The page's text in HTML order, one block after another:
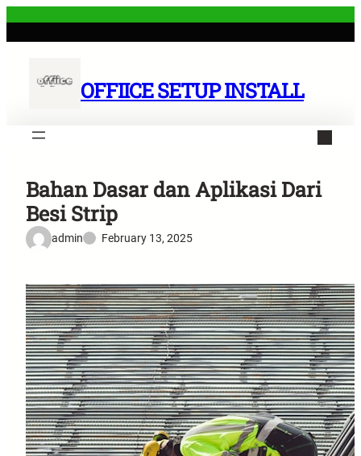
OFFIICE SETUP INSTALL
Bahan Dasar dan Aplikasi Dari
Besi Strip
admin February 13, 2025